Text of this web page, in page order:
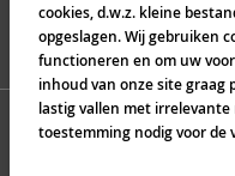
cookies, d.w.z. kleine
opgeslagen. Wij gebruiken
functioneren en om uw
inhoud van onze site graag
lastig vallen met
toestemming nodig voor de